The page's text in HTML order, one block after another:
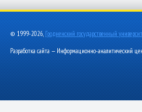
© 1999-2026, Гродненский государственный
Разработка сайта — Информационно-аналитический